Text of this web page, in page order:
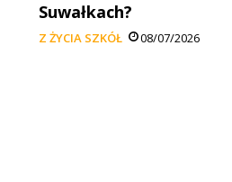
Suwałkach?
Z ŻYCIA SZKÓŁ 08/07/2026